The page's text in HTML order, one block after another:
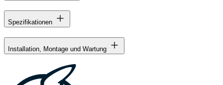
Spezifikationen
Installation, Montage und Wartung